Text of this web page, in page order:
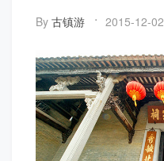
By 古镇游 2015-12-02